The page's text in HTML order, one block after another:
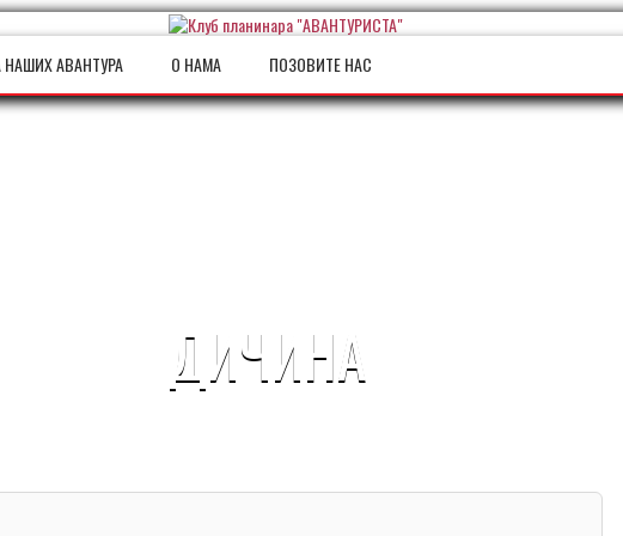
НАШИХ АВАНТУРА О НАМА ПОЗОВИТЕ НАС
ДИЧИНА